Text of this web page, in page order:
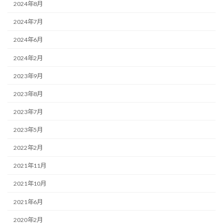
2024年8月
2024年7月
2024年6月
2024年2月
2023年9月
2023年8月
2023年7月
2023年5月
2022年2月
2021年11月
2021年10月
2021年6月
2020年2月